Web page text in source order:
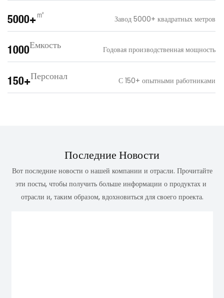
5000+㎡ Завод 5000+ квадратных метров
1000Емкость Годовая производственная мощность
150+ Персонал С 150+ опытными работниками
Последние Новости
Вот последние новости о нашей компании и отрасли. Прочитайте
эти посты, чтобы получить больше информации о продуктах и ​​
отрасли и, таким образом, вдохновиться для своего проекта.